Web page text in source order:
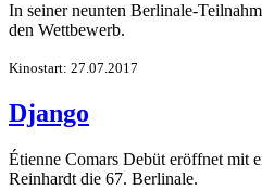
In seiner neunten Berlinale-
den Wettbewerb.
Kinostart: 27.07.2017
Django
Étienne Comars Debüt eröffnet mit
Reinhardt die 67. Berlinale.